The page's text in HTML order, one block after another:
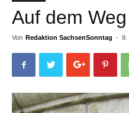
Auf dem
Von Redaktion SachsenSonntag - 9.